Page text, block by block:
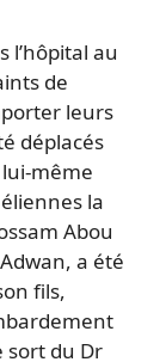
l’hôpital au
de
leurs
déplacés
même
la
Abou
a été
fils,
sort du Dr